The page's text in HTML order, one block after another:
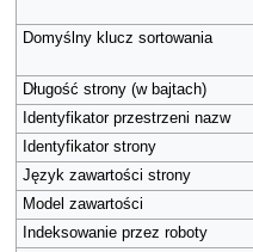
Domyślny klucz sortowania
Długość strony (w bajtach)
Identyfikator przestrzeni nazw
Identyfikator strony
Język zawartości strony
Model zawartości
Indeksowanie przez roboty